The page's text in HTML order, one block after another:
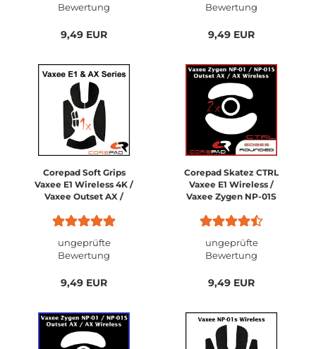
Bewertung
9,49 EUR
Bewertung
9,49 EUR
Corepad Soft Grips
Vaxee E1 Wireless 4K /
Vaxee Outset AX /
Wireless / Vaxee
ungeprüfte
Bewertung
9,49 EUR
Corepad Skatez CTRL
Vaxee E1 Wireless /
Vaxee Zygen NP-01S
NP-01 / Vaxee Outset
Wireless
ungeprüfte
Bewertung
9,49 EUR